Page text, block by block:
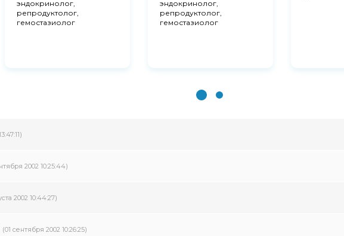
эндокринолог,
репродуктолог,
гемостазиолог
эндокринолог,
репродуктолог,
гемостазиолог
2002 10:25:44)
2002 10:44:27)
(01 сентября 2002 10:26:25)